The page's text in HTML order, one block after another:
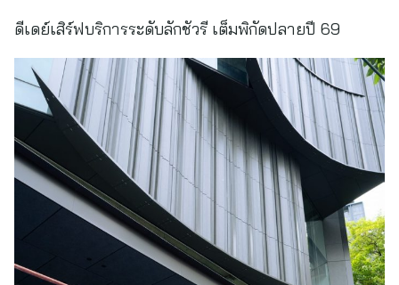
ดีเดย์เสิร์ฟบริการระดับลักชัวรี เต็มพิกัดปลายปี 69